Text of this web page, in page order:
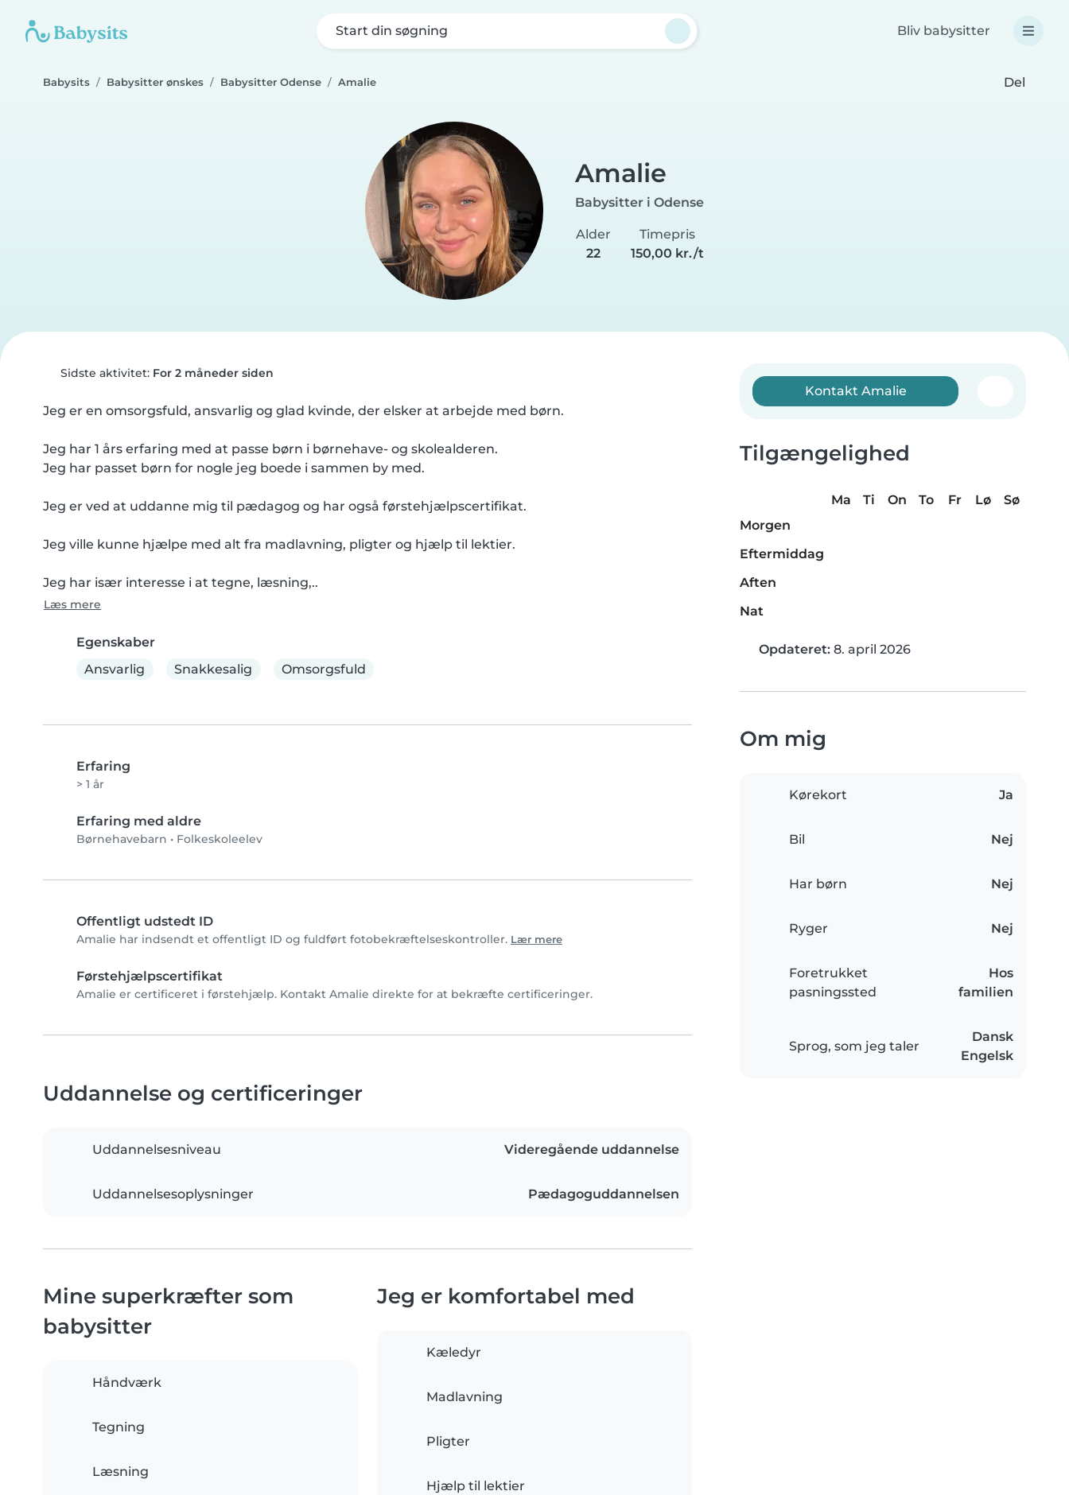
Start din søgning Bliv babysitter
Babysits Babysitter ønskes Babysitter Odense Amalie Del
Amalie
Babysitter i Odense
Alder
22
Timepris
150,00 kr./t
Sidste aktivitet: For 2 måneder siden
Jeg er en omsorgsfuld, ansvarlig og glad kvinde, der elsker at arbejde med børn.
Jeg har 1 års erfaring med at passe børn i børnehave- og skolealderen.
Jeg har passet børn for nogle jeg boede i sammen by med.
Jeg er ved at uddanne mig til pædagog og har også førstehjælpscertifikat.
Jeg ville kunne hjælpe med alt fra madlavning, pligter og hjælp til lektier.
Jeg har især interesse i at tegne, læsning,..
Læs mere
Egenskaber
Ansvarlig
Snakkesalig Omsorgsfuld
Erfaring
> 1 år
Erfaring med aldre
Børnehavebarn • Folkeskoleelev
Offentligt udstedt ID
Amalie har indsendt et offentligt ID og fuldført fotobekræftelseskontroller. Lær mere
Førstehjælpscertifikat
Amalie er certificeret i førstehjælp. Kontakt Amalie direkte for at bekræfte certificeringer.
Kontakt Amalie
Tilgængelighed
Ma Ti On To Fr Lø
Sø
Morgen
Eftermiddag
Aften
Nat
Opdateret: 8. april 2026
Om mig
Kørekort Ja
Bil Nej
Har børn Nej
Ryger Nej
Foretrukket
pasningssted
Hos
familien
Sprog, som jeg taler
Dansk
Engelsk
Uddannelse og certificeringer
Uddannelsesniveau Videregående uddannelse
Uddannelsesoplysninger Pædagoguddannelsen
Mine superkræfter som
babysitter
Håndværk
Tegning
Læsning
Jeg er komfortabel med
Kæledyr
Madlavning
Pligter
Hjælp til lektier